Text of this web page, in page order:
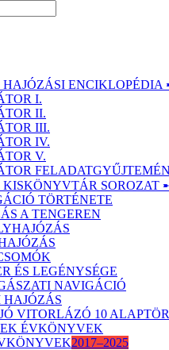
ENCIKLOPÉDIA
I.
II.
III.
IV.
V.
SOROZAT
TÖRTÉNETE
A TENGEREN
ÉS LEGÉNYSÉGE
NAVIGÁCIÓ
HAJÓZÁS
VITORLÁZÓ 10
ÉVKÖNYVEK
2017–2025